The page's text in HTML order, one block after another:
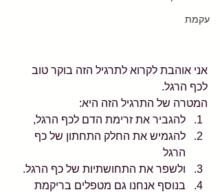
עקמת
אני אוהבת לקרוא לתרגיל הזה בוקר טוב
לכף הרגל.
המטרה של התרגיל הזה היא:
להגביר את זרימת הדם לכף הרגל,
להגמיש את החלק התחתון של כף
הרגל
ולשפר את התחושתיות של כף הרגל.
בנוסף אנחנו גם מטפלים בריקמת